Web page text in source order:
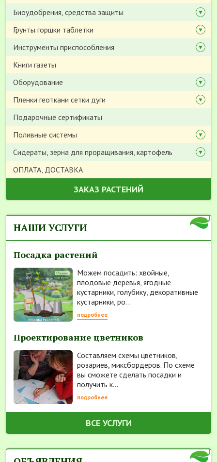
Биоудобрения, средства защиты
Грунты горшки таблетки
Инструменты приспособления
Книги газеты
Оборудование
Пленки геоткани сетки дуги
Подарочные сертификаты
Поливные системы
Сидераты, зерна для проращивания, картофель
ОПЛАТА, ДОСТАВКА
ЗАКАЗ РАСТЕНИЙ
НАШИ УСЛУГИ
Посадка растений
Можем посадить: хвойные,
плодовые деревья, ягодные
кустарники, голубику, декоративные
кустарники, ро...
подробнее
Проектирование цветников
Составляем схемы цветников,
розариев, миксбордеров. По схеме
вы сможете сделать посадки и
получить к...
подробнее
ВСЕ УСЛУГИ